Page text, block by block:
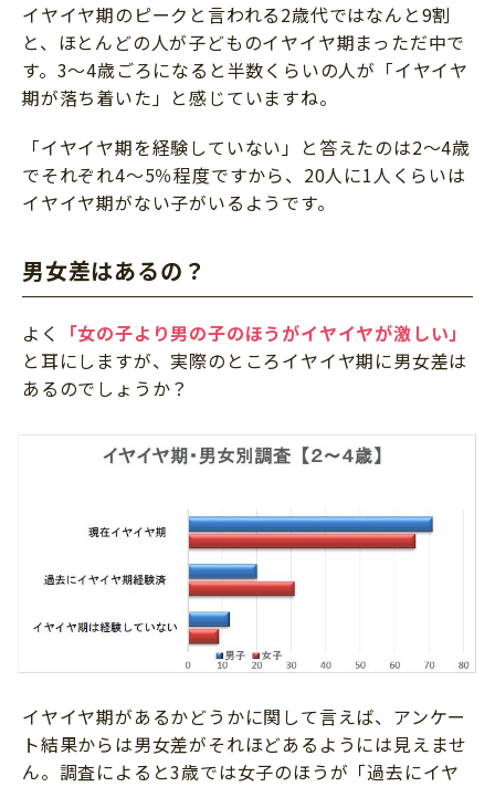
イヤイヤ期のピークと言われる2歳代ではなんと9割
と、ほとんどの人が子どものイヤイヤ期まっただ中で
す。3～4歳ごろになると半数くらいの人が「イヤイヤ
期が落ち着いた」と感じていますね。
「イヤイヤ期を経験していない」と答えたのは2～4歳
でそれぞれ4～5％程度ですから、20人に1人くらいは
イヤイヤ期がない子がいるようです。
男女差はあるの？
よく
「女の子より男の子のほうがイヤイヤが激しい」
と耳にしますが、実際のところイヤイヤ期に男女差は
あるのでしょうか？
イヤイヤ期があるかどうかに関して言えば、アンケー
ト結果からは男女差がそれほどあるようには見えませ
ん。調査によると3歳では女子のほうが「過去にイヤ